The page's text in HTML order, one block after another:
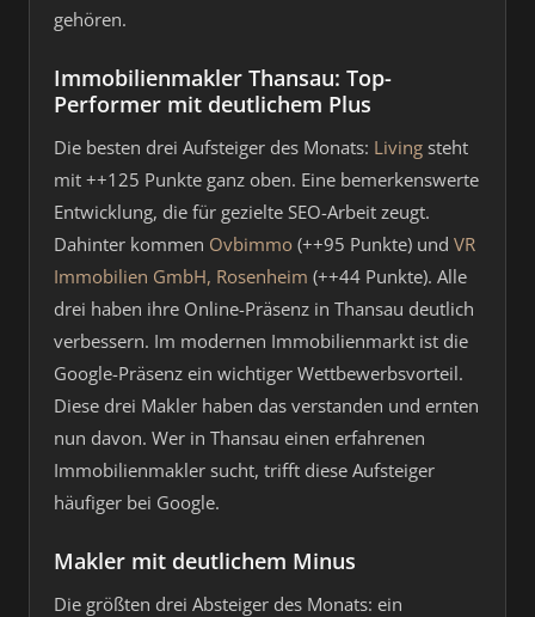
gehören.
Immobilienmakler Thansau: Top-
Performer mit deutlichem Plus
Die besten drei Aufsteiger des Monats: Living steht
mit ++125 Punkte ganz oben. Eine bemerkenswerte
Entwicklung, die für gezielte SEO-Arbeit zeugt.
Dahinter kommen Ovbimmo (++95 Punkte) und VR
Immobilien GmbH, Rosenheim (++44 Punkte). Alle
drei haben ihre Online-Präsenz in Thansau deutlich
verbessern. Im modernen Immobilienmarkt ist die
Google-Präsenz ein wichtiger Wettbewerbsvorteil.
Diese drei Makler haben das verstanden und ernten
nun davon. Wer in Thansau einen erfahrenen
Immobilienmakler sucht, trifft diese Aufsteiger
häufiger bei Google.
Makler mit deutlichem Minus
Die größten drei Absteiger des Monats: ein